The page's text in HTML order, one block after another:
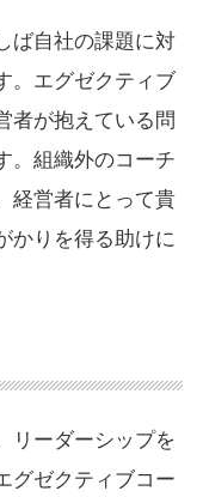
ば自社の課題に対
。エグゼクティブ
者が抱えている問
。組織外のコーチ
経営者にとって貴
かりを得る助けに
リーダーシップを
グゼクティブコー